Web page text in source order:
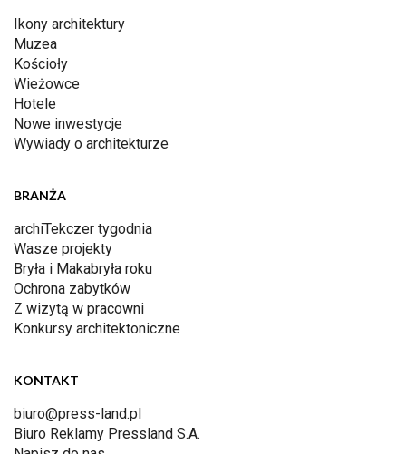
Ikony architektury
Muzea
Kościoły
Wieżowce
Hotele
Nowe inwestycje
Wywiady o architekturze
BRANŻA
archiTekczer tygodnia
Wasze projekty
Bryła i Makabryła roku
Ochrona zabytków
Z wizytą w pracowni
Konkursy architektoniczne
KONTAKT
biuro@press-land.pl
Biuro Reklamy Pressland S.A.